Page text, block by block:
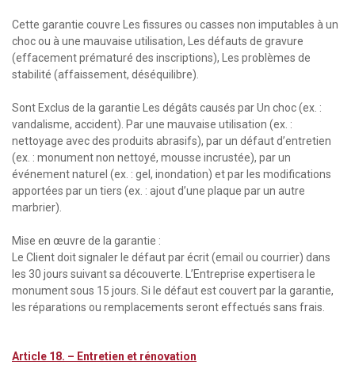
Cette garantie couvre Les fissures ou casses non imputables à un
choc ou à une mauvaise utilisation, Les défauts de gravure
(effacement prématuré des inscriptions), Les problèmes de
stabilité (affaissement, déséquilibre).
Sont Exclus de la garantie Les dégâts causés par Un choc (ex. :
vandalisme, accident). Par une mauvaise utilisation (ex. :
nettoyage avec des produits abrasifs), par un défaut d’entretien
(ex. : monument non nettoyé, mousse incrustée), par un
événement naturel (ex. : gel, inondation) et par les modifications
apportées par un tiers (ex. : ajout d’une plaque par un autre
marbrier).
Mise en œuvre de la garantie :
Le Client doit signaler le défaut par écrit (email ou courrier) dans
les 30 jours suivant sa découverte. L’Entreprise expertisera le
monument sous 15 jours. Si le défaut est couvert par la garantie,
les réparations ou remplacements seront effectués sans frais.
Article 18. – Entretien et rénovation